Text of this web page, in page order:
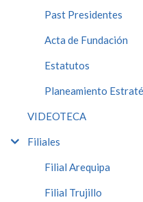
Past Presidentes
Acta de Fundación
Estatutos
Planeamiento
VIDEOTECA
Filiales
Filial Arequipa
Filial Trujillo